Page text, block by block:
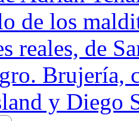
de los
reales, de
Brujería,
y Diego